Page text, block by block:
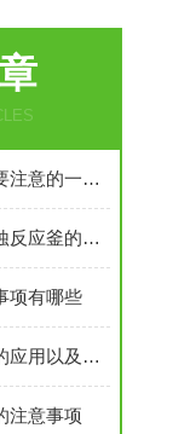
操作减压蒸馏反应釜要注意的一些事
那些细节决定高压腐蚀反应釜的操作成败
项有哪些
了解减压蒸馏反应釜的应用以及注意事项
注意事项